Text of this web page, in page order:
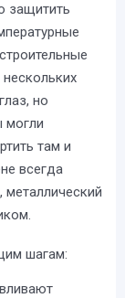
защитить
но
могли
там и
всегда
металлический
шагам: